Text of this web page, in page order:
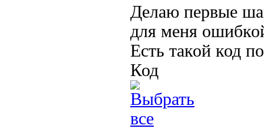
Делаю первые
для меня
Есть такой код
Код